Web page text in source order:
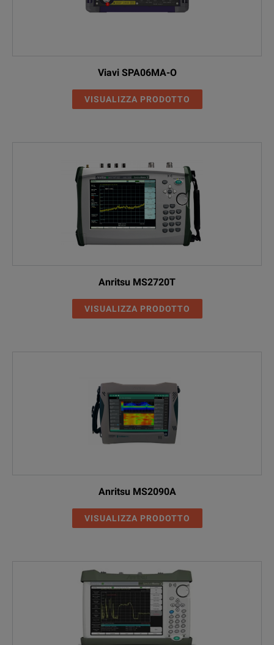
Viavi SPA06MA-O
VISUALIZZA PRODOTTO
Anritsu MS2720T
VISUALIZZA PRODOTTO
Anritsu MS2090A
VISUALIZZA PRODOTTO